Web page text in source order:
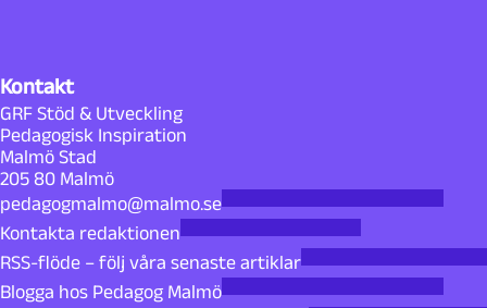
Kontakt
GRF Stöd & Utveckling
Pedagogisk Inspiration
Malmö Stad
205 80 Malmö
pedagogmalmo@malmo.se
Kontakta redaktionen
RSS-flöde – följ våra senaste artiklar
Blogga hos Pedagog Malmö